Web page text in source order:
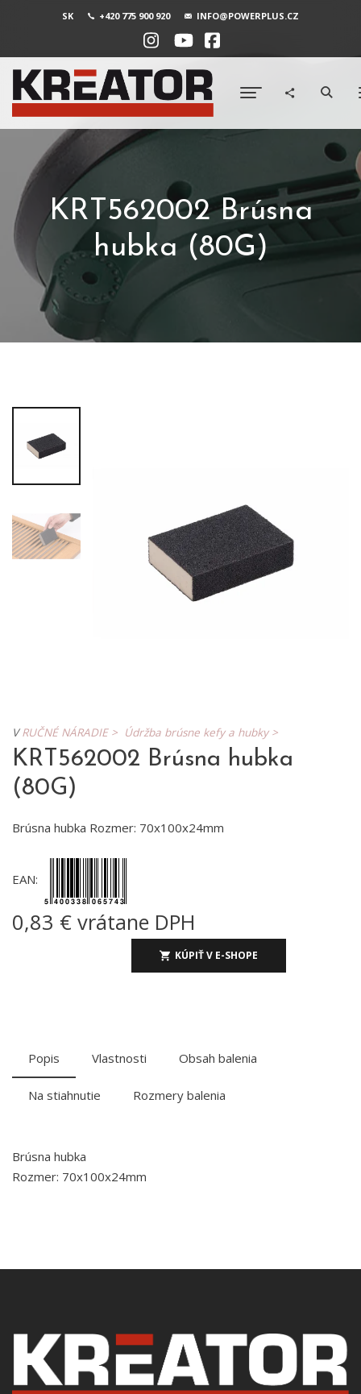
SK +420 775 900 920 INFO@POWERPLUS.CZ
KRT562002 Brúsna
hubka (80G)
VRUČNÉ NÁRADIE > Údržba brúsne kefy a hubky >
KRT562002 Brúsna hubka
(80G)
Brúsna hubka Rozmer: 70x100x24mm
EAN:
0,83 € vrátane DPH
KÚPIŤ V E-SHOPE
Popis Vlastnosti Obsah balenia
Na stiahnutie Rozmery balenia
Brúsna hubka
Rozmer: 70x100x24mm